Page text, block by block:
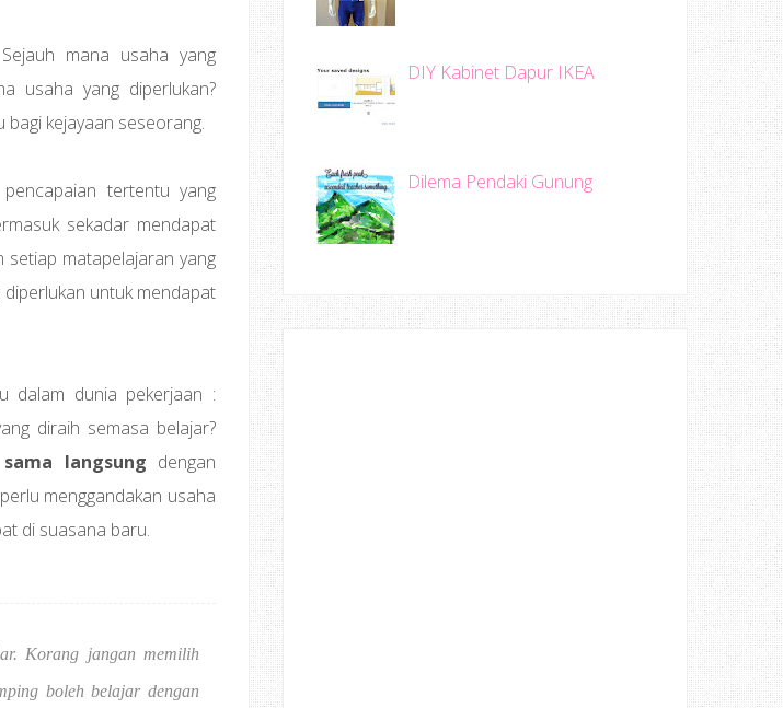
mana usaha yang
usaha yang diperlukan?
kejayaan seseorang.
tertentu yang
sekadar mendapat
setiap matapelajaran yang
diperlukan untuk mendapat
dalam dunia pekerjaan :
diraih semasa belajar?
langsung dengan
menggandakan usaha
di suasana baru.
Korang jangan memilih
boleh belajar dengan
DIY Kabinet Dapur IKEA
Dilema Pendaki Gunung